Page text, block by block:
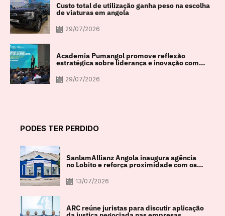
Custo total de utilização ganha peso na escolha
de viaturas em angola
29/07/2026
Academia Pumangol promove reflexão
estratégica sobre liderança e inovação com
especialista internacional Nadim Habib
29/07/2026
PODES TER PERDIDO
SanlamAllianz Angola inaugura agência
no Lobito e reforça proximidade com os
13/07/2026
ARC reúne juristas para discutir aplicação